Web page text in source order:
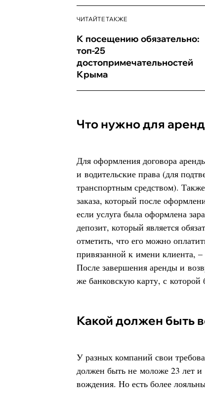
ЧИТАЙТЕ ТАКЖЕ
К посещению обязательно:
топ-25
достопримечательностей
Крыма
Что нужно для
Для оформления договора
и водительские права (для
транспортным средством).
заказа, который после
если услуга была оформлена
депозит, который является
отметить, что его можно
привязанной к имени клиента, –
После завершения аренды и
же банковскую карту, с которой
Какой должен быть
У разных компаний свои
должен быть не моложе 23 лет
вождения. Но есть более